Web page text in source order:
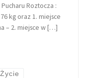
Roztocza :
kg oraz 1. miejsce
– 2. miejsce w […]